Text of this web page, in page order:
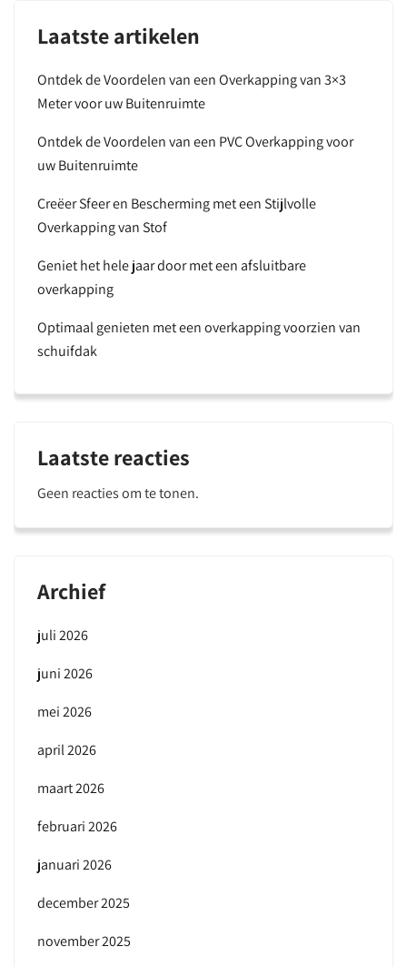
Laatste artikelen
Ontdek de Voordelen van een Overkapping van 3×3
Meter voor uw Buitenruimte
Ontdek de Voordelen van een PVC Overkapping voor
uw Buitenruimte
Creëer Sfeer en Bescherming met een Stijlvolle
Overkapping van Stof
Geniet het hele jaar door met een afsluitbare
overkapping
Optimaal genieten met een overkapping voorzien van
schuifdak
Laatste reacties
Geen reacties om te tonen.
Archief
juli 2026
juni 2026
mei 2026
april 2026
maart 2026
februari 2026
januari 2026
december 2025
november 2025